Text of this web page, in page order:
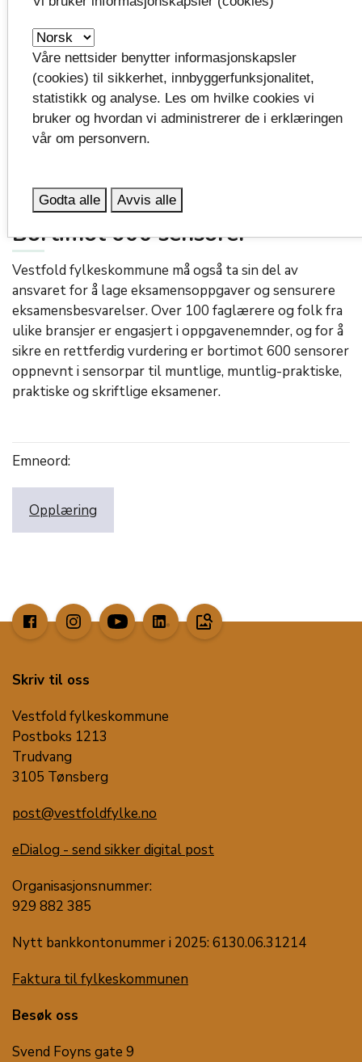
kandidater og forbedre kvaliteten på privatisteksamen.
Skolen tar i høst imot hele 913 oppmeldinger alene.
Fylkeskommunen samarbeider også tett med andre
fylker på Østlandet for å kunne gi et tilbud i alle fag. I
høst delegeres 150 muntlige eksamener i
Bortimot 600 sensorer
Vestfold fylkeskommune må også ta sin del av
ansvaret for å lage eksamensoppgaver og sensurere
eksamensbesvarelser. Over 100 faglærere og folk fra
ulike bransjer er engasjert i oppgavenemnder, og for å
sikre en rettferdig vurdering er bortimot 600 sensorer
oppnevnt i sensorpar til muntlige, muntlig-praktiske,
praktiske og skriftlige eksamener.
Emneord:
Opplæring
image_search
Skriv til oss
Vestfold fylkeskommune
Postboks 1213
Trudvang
3105 Tønsberg
post@vestfoldfylke.no
eDialog - send sikker digital post
Organisasjonsnummer:
929 882 385
Nytt bankkontonummer i 2025: 6130.06.31214
Faktura til fylkeskommunen
Besøk oss
Svend Foyns gate 9
Våre nettsider benytter informasjonskapsler
(cookies) til sikkerhet, innbyggerfunksjonalitet,
statistikk og analyse. Les om hvilke cookies vi
bruker og hvordan vi administrerer de i erklæringen
vår om personvern.
Godta alle Avvis alle